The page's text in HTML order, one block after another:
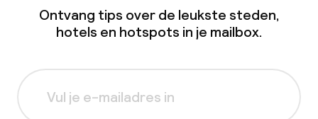
Ontvang tips over de leukste steden,
hotels en hotspots in je mailbox.